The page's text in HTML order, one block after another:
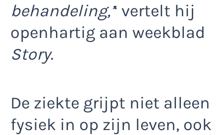
behandeling,’‘ vertelt hij
openhartig aan weekblad
Story.
De ziekte grijpt niet alleen
fysiek in op zijn leven, ook